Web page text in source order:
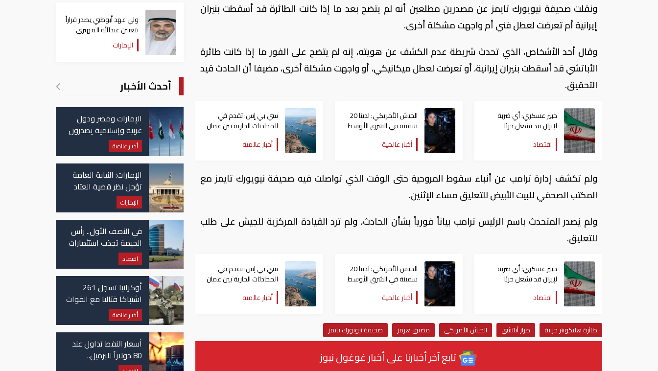
ونقلت صحيفة ​نيويورك ⁠تايمز عن مصدرين مطلعين أنه لم يتضح ⁠بعد ‌ما إذا كانت ⁠الطائرة قد أسقطت بنيران
⁠إيرانية أم ​تعرضت ⁠لعطل ​فني أم واجهت مشكلة أخرى.
وقال أحد الأشخاص، الذي تحدث شريطة عدم الكشف عن هويته، إنه لم يتضح على الفور ما إذا كانت طائرة
الأباتشي قد أسقطت بنيران إيرانية، أو تعرضت لعطل ميكانيكي، أو واجهت مشكلة أخرى، مضيفا أن الحادث قيد
التحقيق.
خبير عسكري: أي ضربة
لإيران قد تشعل حربًا
اقتصادية عالمية عبر
مضيق هرمز
اقتصاد
الجيش الأمريكي: لدينا 20
سفينة في الشرق الأوسط
لدعم العمليات العسكرية
أخبار عالمية
سي بي إس: تقدم في
المحادثات الجارية بين عمان
وإيران بشأن إعادة فتح
مضيق هرمز
أخبار عالمية
ولم تكشف إدارة ترامب عن أنباء سقوط المروحية حتى الوقت الذي تواصلت فيه صحيفة نيويورك تايمز مع
المكتب الصحفي للبيت الأبيض للتعليق مساء الإثنين.
ولم يُصدر المتحدث باسم الرئيس ترامب بياناً فورياً بشأن الحادث، ولم ترد القيادة المركزية للجيش على طلب
للتعليق.
خبير عسكري: أي ضربة
لإيران قد تشعل حربًا
اقتصادية عالمية عبر
مضيق هرمز
اقتصاد
الجيش الأمريكي: لدينا 20
سفينة في الشرق الأوسط
لدعم العمليات العسكرية
أخبار عالمية
سي بي إس: تقدم في
المحادثات الجارية بين عمان
وإيران بشأن إعادة فتح
مضيق هرمز
أخبار عالمية
طائرة هليكوبتر ​حربية طراز ‌أباتشي الجيش الأمريكي مضيق هرمز صحيفة ​نيويورك ⁠تايمز
تابع آخر أخبارنا على أخبار غوغول نيوز
ولي عهد أبوظبي يصدر قراراً
بتعيين عبدالله المهيري
رئيسا لـ"أبوظبي للتراث"
الإمارات
أحدث الأخبار
الإمارات ومصر ودول
عربية وإسلامية يصدرون
بيانا مشتركا بشأن
الانتهاكات الإسرائيلية
في غزة
أخبار عالمية
الإمارات: النيابة العامة
تؤجل نظر قضية العتاد
العسكري للسودان
الإمارات
في النصف الأول.. رأس
الخيمة تجذب استثمارات
تتجاوز 771 مليون درهم
اقتصاد
أوكرانيا تسجل 261
اشتباكا قتاليا مع القوات
الروسية
أخبار عالمية
أسعار النفط تداول عند
80 دولاراً للبرميل..
وتراجع الأسهم